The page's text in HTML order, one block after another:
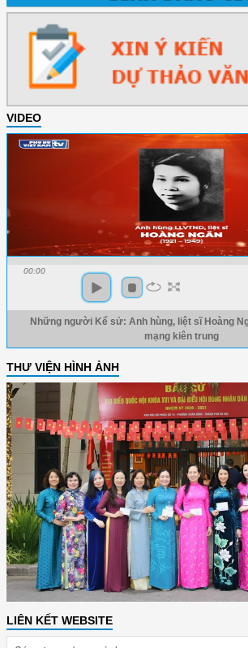
VIDEO
00:00
Những người Kể sử: Anh hùng, liệt sĩ Hoàng
mạng kiên trung
THƯ VIỆN HÌNH ẢNH
LIÊN KẾT WEBSITE